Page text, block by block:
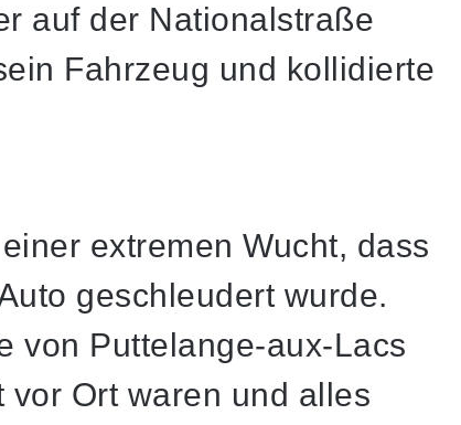
auf der Nationalstraße
Fahrzeug und kollidierte
extremen Wucht, dass
geschleudert wurde.
von Puttelange-aux-Lacs
vor Ort waren und alles